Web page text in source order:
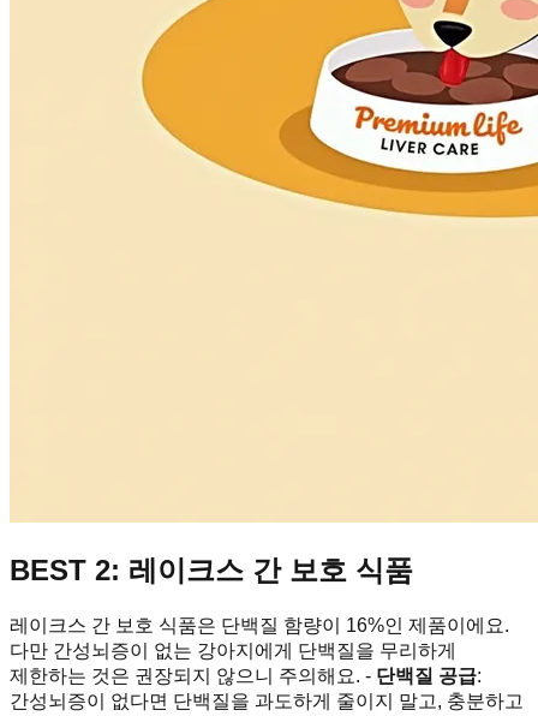
BEST 2: 레이크스 간 보호 식품
레이크스 간 보호 식품은 단백질 함량이 16%인 제품이에요.
다만 간성뇌증이 없는 강아지에게 단백질을 무리하게
제한하는 것은 권장되지 않으니 주의해요. - 단백질 공급:
간성뇌증이 없다면 단백질을 과도하게 줄이지 말고, 충분하고